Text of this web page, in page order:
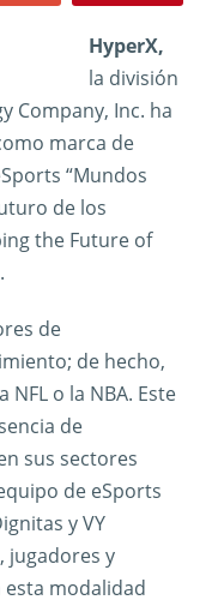
HyperX,
la división
Company, Inc. ha
marca de
“Mundos
de los
the Future of
de
de hecho,
o la NBA. Este
de
sus sectores
de eSports
y VY
jugadores y
modalidad